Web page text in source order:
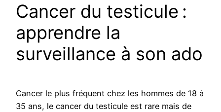
Cancer du testicule :
apprendre la
surveillance à son ado
Cancer le plus fréquent chez les hommes de 18 à
35 ans, le cancer du testicule est rare mais de